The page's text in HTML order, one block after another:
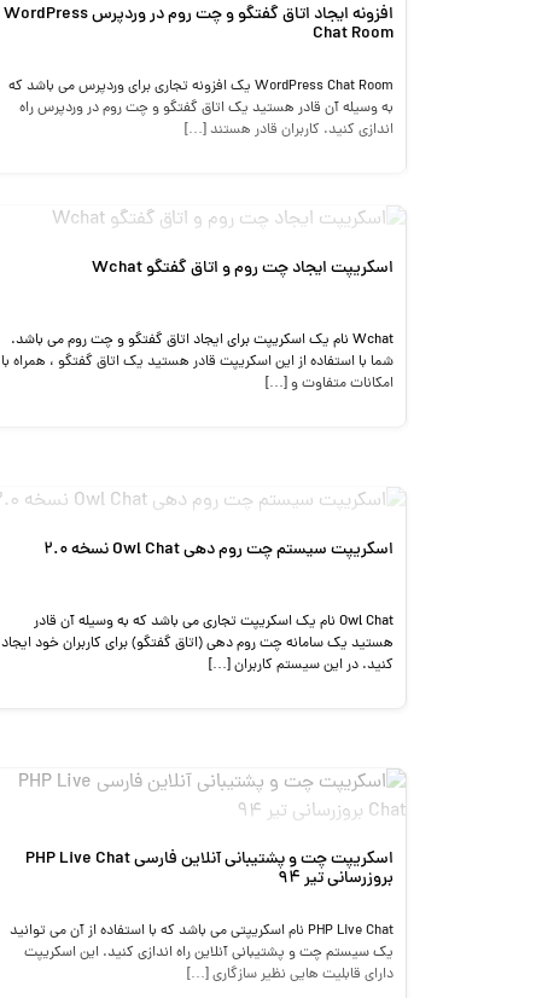
افزونه ایجاد اتاق گفتگو و چت روم در وردپرس WordPress
Chat Room
WordPress Chat Room یک افزونه تجاری برای وردپرس می باشد که
به وسیله آن قادر هستید یک اتاق گفتگو و چت روم در وردپرس راه
اندازی کنید. کاربران قادر هستند […]
اسکریپت ایجاد چت روم و اتاق گفتگو Wchat
Wchat نام یک اسکریپت برای ایجاد اتاق گفتگو و چت روم می باشد.
شما با استفاده از این اسکریپت قادر هستید یک اتاق گفتگو ، همراه با
امکانات متفاوت و […]
اسکریپت سیستم چت روم دهی Owl Chat نسخه 2.0
Owl Chat نام یک اسکریپت تجاری می باشد که به وسیله آن قادر
هستید یک سامانه چت روم دهی (اتاق گفتگو) برای کاربران خود ایجاد
کنید. در این سیستم کاربران […]
اسکریپت چت و پشتیبانی آنلاین فارسی PHP Live Chat
بروزرسانی تیر 94
PHP Live Chat نام اسکریپتی می باشد که با استفاده از آن می توانید
یک سیستم چت و پشتیبانی آنلاین راه اندازی کنید. این اسکریپت
دارای قابلیت هایی نظیر سازگاری […]